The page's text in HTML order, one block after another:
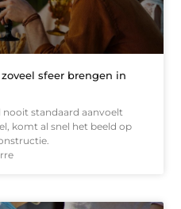
sfeer brengen in
standaard aanvoelt
komt al snel het beeld op